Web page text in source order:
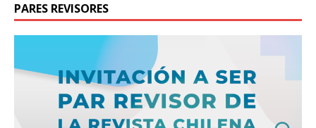
PARES REVISORES